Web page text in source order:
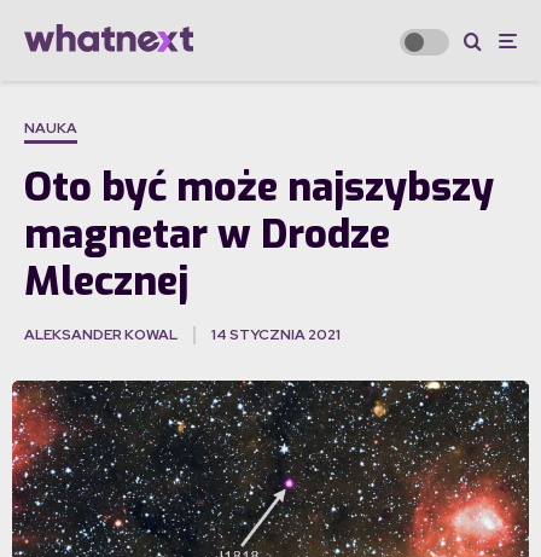
NAUKA
Oto być może najszybszy
magnetar w Drodze
Mlecznej
ALEKSANDER KOWAL 14 STYCZNIA 2021